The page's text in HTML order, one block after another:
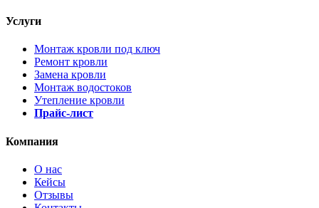
Услуги
Монтаж кровли под ключ
Ремонт кровли
Замена кровли
Монтаж водостоков
Утепление кровли
Прайс-лист
Компания
О нас
Кейсы
Отзывы